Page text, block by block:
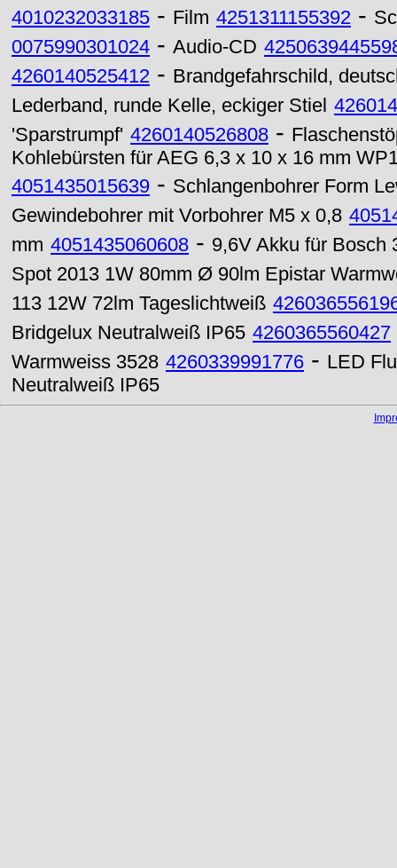
4010232033185 - Film 4251311155392 -
0075990301024 - Audio-CD
4260140525412 - Brandgefahrschild,
Lederband, runde Kelle, eckiger Stiel
'Sparstrumpf' 4260140526808 -
Kohlebürsten für AEG 6,3 x 10 x 16 mm
4051435015639 - Schlangenbohrer Form
Gewindebohrer mit Vorbohrer M5 x 0,8
mm 4051435060608 - 9,6V Akku für Bosch
Spot 2013 1W 80mm Ø 90lm Epistar
113 12W 72lm Tageslichtweiß
Bridgelux Neutralweiß IP65 4260365560427
Warmweiss 3528 4260339991776 - LED
Neutralweiß IP65